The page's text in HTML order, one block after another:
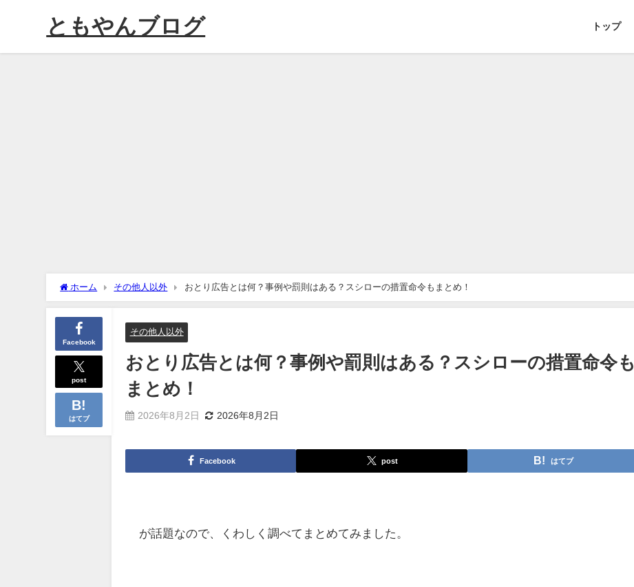
ともやんブログ トップ
ホーム その他人以外 おとり広告とは何？事例や罰則はある？スシローの措置命令もまとめ！
Facebook
post
はてブ
その他人以外
おとり広告とは何？事例や罰則はある？スシローの措置命令も
まとめ！
2026年8月2日 2026年8月2日
Facebook post はてブ
が話題なので、くわしく調べてまとめてみました。